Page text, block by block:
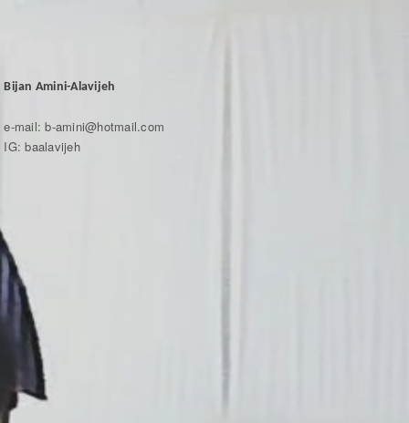
Bijan Amini-Alavijeh
e-mail: b-amini@hotmail.com
IG: baalavijeh